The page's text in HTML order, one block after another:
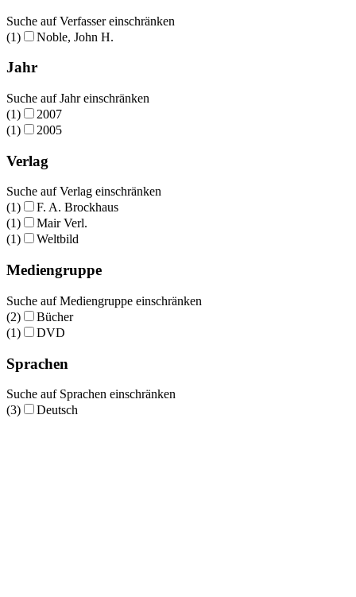
Suche auf Verfasser einschränken
(1)
Noble, John H.
Jahr
Suche auf Jahr einschränken
(1)
2007
(1)
2005
Verlag
Suche auf Verlag einschränken
(1)
F. A. Brockhaus
(1)
Mair Verl.
(1)
Weltbild
Mediengruppe
Suche auf Mediengruppe einschränken
(2)
Bücher
(1)
DVD
Sprachen
Suche auf Sprachen einschränken
(3)
Deutsch